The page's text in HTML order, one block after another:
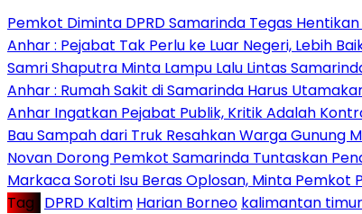
Pemkot Diminta DPRD Samarinda Tegas
Anhar : Pejabat Tak Perlu ke Luar Negeri, Lebih
Samri Shaputra Minta Lampu Lalu Lintas
Anhar : Rumah Sakit di Samarinda Harus
Anhar Ingatkan Pejabat Publik, Kritik Adalah
Bau Sampah dari Truk Resahkan Warga Gunung
Novan Dorong Pemkot Samarinda Tuntaskan
Markaca Soroti Isu Beras Oplosan, Minta Pemkot
Tag : DPRD Kaltim Harian Borneo kalimantan timur